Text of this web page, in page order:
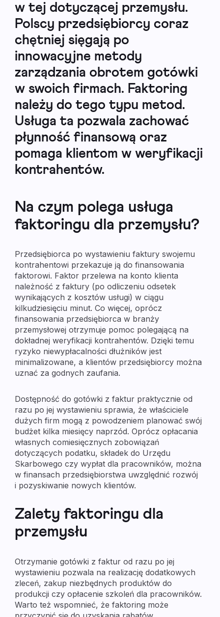
w tej dotyczącej przemysłu.
Polscy przedsiębiorcy coraz
chętniej sięgają po
innowacyjne metody
zarządzania obrotem gotówki
w swoich firmach. Faktoring
należy do tego typu metod.
Usługa ta pozwala zachować
płynność finansową oraz
pomaga klientom w weryfikacji
kontrahentów.
Na czym polega usługa
faktoringu dla przemysłu?
Przedsiębiorca po wystawieniu faktury swojemu
kontrahentowi przekazuje ją do finansowania
faktorowi. Faktor przelewa na konto klienta
należność z faktury (po odliczeniu odsetek
wynikających z kosztów usługi) w ciągu
kilkudziesięciu minut. Co więcej, oprócz
finansowania przedsiębiorca w branży
przemysłowej otrzymuje pomoc polegającą na
dokładnej weryfikacji kontrahentów. Dzięki temu
ryzyko niewypłacalności dłużników jest
minimalizowane, a klientów przedsiębiorcy można
uznać za godnych zaufania.
Dostępność do gotówki z faktur praktycznie od
razu po jej wystawieniu sprawia, że właściciele
dużych firm mogą z powodzeniem planować swój
budżet kilka miesięcy naprzód. Oprócz opłacania
własnych comiesięcznych zobowiązań
dotyczących podatku, składek do Urzędu
Skarbowego czy wypłat dla pracowników, można
w finansach przedsiębiorstwa uwzględnić rozwój
i pozyskiwanie nowych klientów.
Zalety faktoringu dla
przemysłu
Otrzymanie gotówki z faktur od razu po jej
wystawieniu pozwala na realizację dodatkowych
zleceń, zakup niezbędnych produktów do
produkcji czy opłacenie szkoleń dla pracowników.
Warto też wspomnieć, że faktoring może